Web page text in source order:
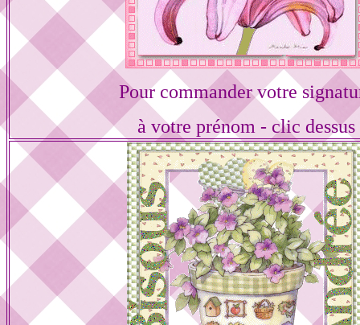
Pour commander votre
à votre prénom - clic dessus